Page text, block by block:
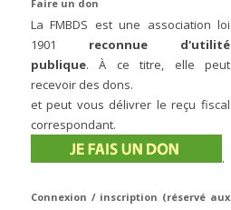
Faire un don
La FMBDS est une association loi
1901 reconnue d'utilité
publique. À ce titre, elle peut
recevoir des dons.
et peut vous délivrer le reçu fiscal
correspondant.
.
Connexion / inscription (réservé aux